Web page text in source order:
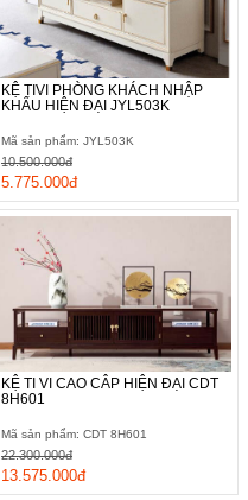
KỆ TIVI PHÒNG KHÁCH NHẬP
KHẨU HIỆN ĐẠI JYL503K
Mã sản phẩm: JYL503K
5.775.000đ
10.500.000đ
KỆ TI VI CAO CÂP HIỆN ĐẠI CDT
8H601
Mã sản phẩm: CDT 8H601
13.575.000đ
22.300.000đ